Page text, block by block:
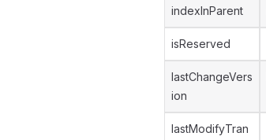
indexInParent
isReserved
lastChangeVers
ion
lastModifyTran